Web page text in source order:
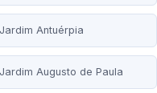
Jardim Antuérpia
Jardim Augusto de Paula